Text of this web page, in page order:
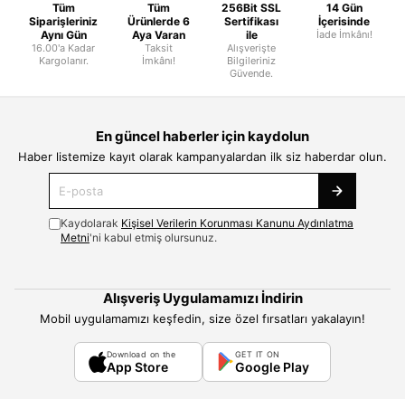
Tüm
Siparişleriniz
Aynı Gün
16.00'a Kadar
Kargolanır.
Tüm
Ürünlerde 6
Aya Varan
Taksit
İmkânı!
256Bit SSL
Sertifikası
ile
Alışverişte
Bilgileriniz
Güvende.
14 Gün
İçerisinde
İade İmkânı!
En güncel haberler için kaydolun
Haber listemize kayıt olarak kampanyalardan ilk siz haberdar olun.
Kaydolarak Kişisel Verilerin Korunması Kanunu Aydınlatma
Metni'ni kabul etmiş olursunuz.
Alışveriş Uygulamamızı İndirin
Mobil uygulamamızı keşfedin, size özel fırsatları yakalayın!
Download on the
App Store
GET IT ON
Google Play